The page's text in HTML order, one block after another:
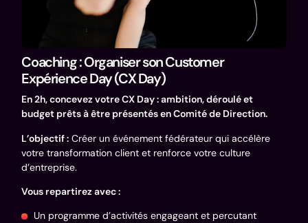
Coaching : Organiser son Customer
Expérience Day (CX Day)
En 2h, concevez votre CX Day : ambition, déroulé et
budget prêts à être présentés en Comité de Direction.
L’objectif : Créer un événement fédérateur qui accélère
votre transformation client et renforce votre culture
d’entreprise.
Vous repartirez avec :
Un programme d’activités engageant et percutant